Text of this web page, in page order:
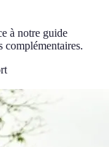
à notre guide
complémentaires.